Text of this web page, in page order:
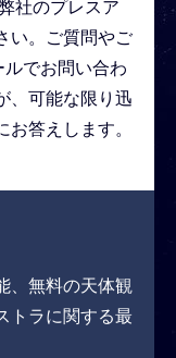
社のプレスア
い。ご質問やご
でお問い合わ
、可能な限り迅
答えします。
、無料の天体観
トラに関する最